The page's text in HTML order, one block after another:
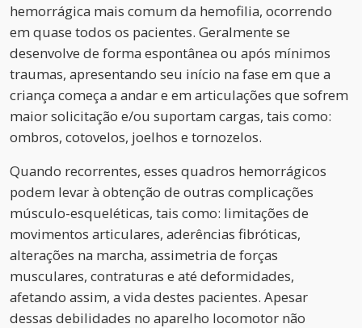
hemorrágica mais comum da hemofilia, ocorrendo
em quase todos os pacientes. Geralmente se
desenvolve de forma espontânea ou após mínimos
traumas, apresentando seu início na fase em que a
criança começa a andar e em articulações que sofrem
maior solicitação e/ou suportam cargas, tais como:
ombros, cotovelos, joelhos e tornozelos.
Quando recorrentes, esses quadros hemorrágicos
podem levar à obtenção de outras complicações
músculo-esqueléticas, tais como: limitações de
movimentos articulares, aderências fibróticas,
alterações na marcha, assimetria de forças
musculares, contraturas e até deformidades,
afetando assim, a vida destes pacientes. Apesar
dessas debilidades no aparelho locomotor não